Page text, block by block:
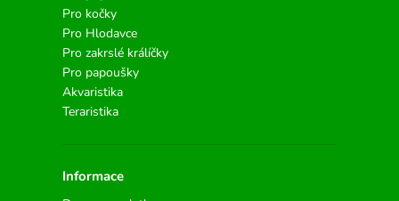
Pro kočky
Pro Hlodavce
Pro zakrslé králíčky
Pro papoušky
Akvaristika
Teraristika
Informace